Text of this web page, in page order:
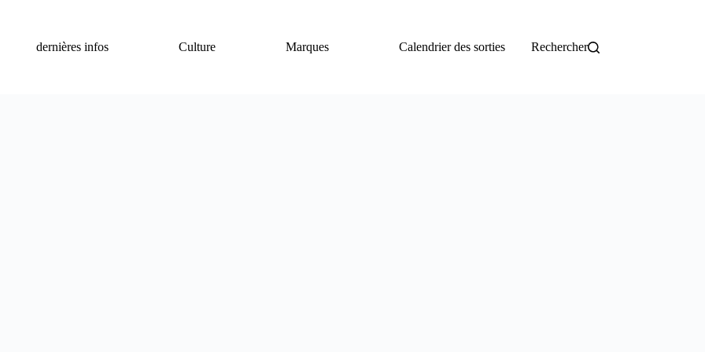
dernières infos
Culture Marques Calendrier des sorties Rechercher